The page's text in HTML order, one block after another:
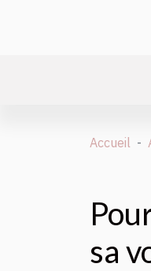
Accueil
sa